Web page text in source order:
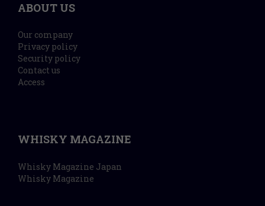
ABOUT US
Our company
Privacy policy
Security policy
Contact us
Access
WHISKY MAGAZINE
Whisky Magazine Japan
Whisky Magazine